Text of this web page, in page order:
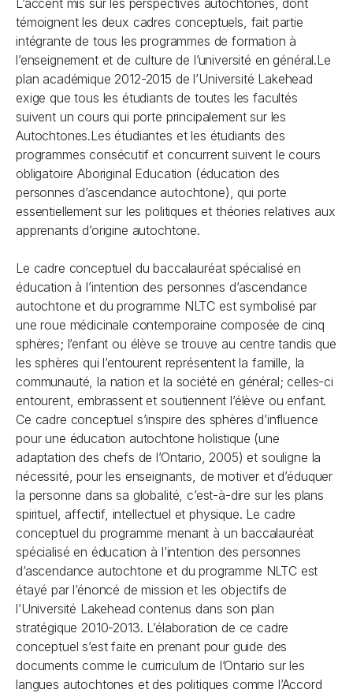
L’accent mis sur les perspectives autochtones, dont
témoignent les deux cadres conceptuels, fait partie
intégrante de tous les programmes de formation à
l’enseignement et de culture de l’université en général.Le
plan académique 2012-2015 de l’Université Lakehead
exige que tous les étudiants de toutes les facultés
suivent un cours qui porte principalement sur les
Autochtones.Les étudiantes et les étudiants des
programmes consécutif et concurrent suivent le cours
obligatoire Aboriginal Education (éducation des
personnes d’ascendance autochtone), qui porte
essentiellement sur les politiques et théories relatives aux
apprenants d’origine autochtone.
Le cadre conceptuel du baccalauréat spécialisé en
éducation à l’intention des personnes d’ascendance
autochtone et du programme NLTC est symbolisé par
une roue médicinale contemporaine composée de cinq
sphères; l’enfant ou élève se trouve au centre tandis que
les sphères qui l’entourent représentent la famille, la
communauté, la nation et la société en général; celles-ci
entourent, embrassent et soutiennent l’élève ou enfant.
Ce cadre conceptuel s’inspire des sphères d’influence
pour une éducation autochtone holistique (une
adaptation des chefs de l’Ontario, 2005) et souligne la
nécessité, pour les enseignants, de motiver et d’éduquer
la personne dans sa globalité, c’est-à-dire sur les plans
spirituel, affectif, intellectuel et physique. Le cadre
conceptuel du programme menant à un baccalauréat
spécialisé en éducation à l’intention des personnes
d’ascendance autochtone et du programme NLTC est
étayé par l’énoncé de mission et les objectifs de
l’Université Lakehead contenus dans son plan
stratégique 2010-2013. L’élaboration de ce cadre
conceptuel s’est faite en prenant pour guide des
documents comme le curriculum de l’Ontario sur les
langues autochtones et des politiques comme l’Accord